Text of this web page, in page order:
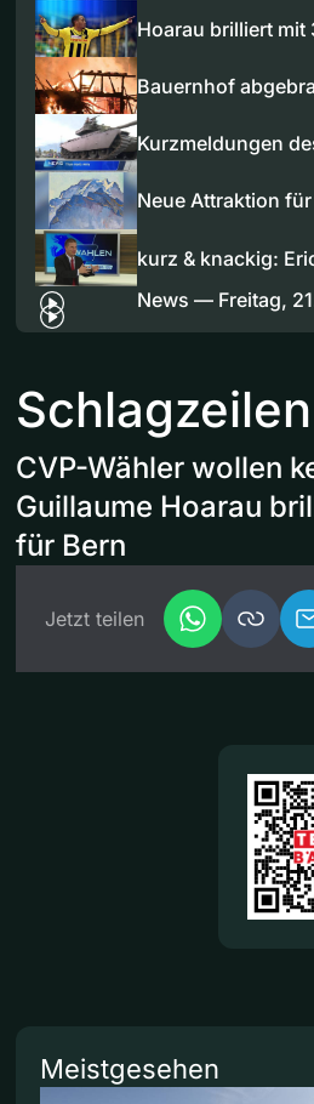
Hoarau brilliert mit
Bauernhof
Kurzmeldungen
Neue Attraktion
kurz & knackig:
News — Freitag,
Schlagzeilen
CVP-Wähler wollen
Guillaume Hoarau
für Bern
Jetzt teilen
Meistgesehen